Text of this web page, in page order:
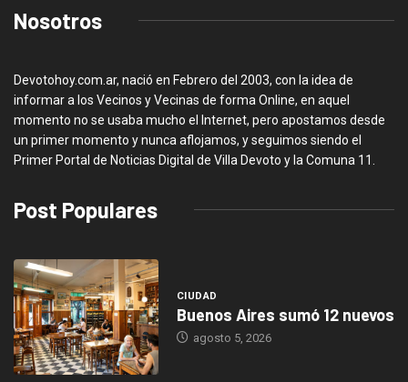
Nosotros
Devotohoy.com.ar, nació en Febrero del 2003, con la idea de
informar a los Vecinos y Vecinas de forma Online, en aquel
momento no se usaba mucho el Internet, pero apostamos desde
un primer momento y nunca aflojamos, y seguimos siendo el
Primer Portal de Noticias Digital de Villa Devoto y la Comuna 11.
Post Populares
CIUDAD
Buenos Aires sumó 12 nuevos
agosto 5, 2026